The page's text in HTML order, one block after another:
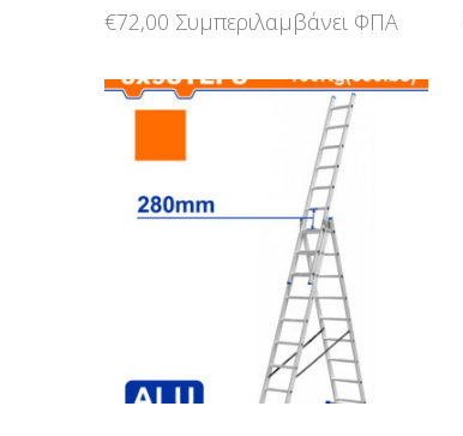
€72,00 Συμπεριλαμβάνει ΦΠΑ